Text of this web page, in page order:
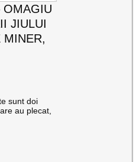
OMAGIU
JIULUI
MINER,
sunt doi
au plecat,